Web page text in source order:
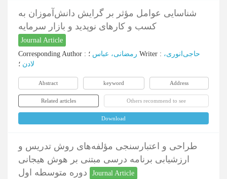
شناسایی عوامل مؤثر بر گرایش دانش‌آموزان به
کسب و کارهای نوپدید و بازار سرمایه
Journal Article
Corresponding Author : رمضانی، عباس Writer : حاجی‌انوری،
لادن ؛
Abstract keyword Address
Related articles Others recommend to see
Download
طراحی و اعتبارسنجی مؤلفه‌های روش تدریس و
ارزشیابی برنامه درسی مبتنی بر هوش هیجانی
Journal Article